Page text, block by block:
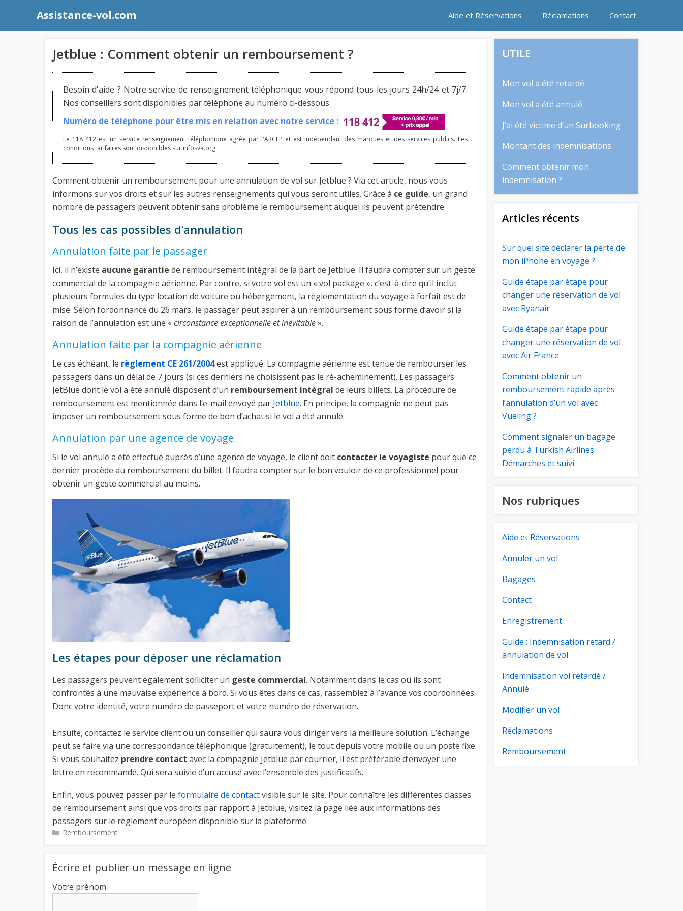
contenu
Assistance-vol.com Aide et Réservations Réclamations Contact
Jetblue : Comment obtenir un remboursement ?
Besoin d'aide ? Notre service de renseignement téléphonique vous répond tous les jours 24h/24 et 7j/7.
Nos conseillers sont disponibles par téléphone au numéro ci-dessous
Numéro de téléphone pour être mis en relation avec notre service :
Le 118 412 est un service renseignement téléphonique agrée par l'ARCEP et est indépendant des marques et des services publics. Les
conditions tarifaires sont disponibles sur infosva.org
Comment obtenir un remboursement pour une annulation de vol sur Jetblue ? Via cet article, nous vous
informons sur vos droits et sur les autres renseignements qui vous seront utiles. Grâce à ce guide, un grand
nombre de passagers peuvent obtenir sans problème le remboursement auquel ils peuvent prétendre.
Tous les cas possibles d’annulation
Annulation faite par le passager
Ici, il n’existe aucune garantie de remboursement intégral de la part de Jetblue. Il faudra compter sur un geste
commercial de la compagnie aérienne. Par contre, si votre vol est un « vol package », c’est-à-dire qu’il inclut
plusieurs formules du type location de voiture ou hébergement, la règlementation du voyage à forfait est de
mise. Selon l’ordonnance du 26 mars, le passager peut aspirer à un remboursement sous forme d’avoir si la
raison de l’annulation est une «circonstance exceptionnelle et inévitable».
Annulation faite par la compagnie aérienne
Le cas échéant, le règlement CE 261/2004est appliqué. La compagnie aérienne est tenue de rembourser les
passagers dans un délai de 7 jours (si ces derniers ne choisissent pas le ré-acheminement). Les passagers
JetBlue dont le vol a été annulé disposent d’un remboursement intégral de leurs billets. La procédure de
remboursement est mentionnée dans l’e-mail envoyé par Jetblue. En principe, la compagnie ne peut pas
imposer un remboursement sous forme de bon d’achat si le vol a été annulé.
Annulation par une agence de voyage
Si le vol annulé a été effectué auprès d’une agence de voyage, le client doit contacter le voyagiste pour que ce
dernier procède au remboursement du billet. Il faudra compter sur le bon vouloir de ce professionnel pour
obtenir un geste commercial au moins.
Les étapes pour déposer une réclamation
Les passagers peuvent également solliciter un geste commercial. Notamment dans le cas où ils sont
confrontés à une mauvaise expérience à bord. Si vous êtes dans ce cas, rassemblez à l’avance vos coordonnées.
Donc votre identité, votre numéro de passeport et votre numéro de réservation.
Ensuite, contactez le service client ou un conseiller qui saura vous diriger vers la meilleure solution. L’échange
peut se faire via une correspondance téléphonique (gratuitement), le tout depuis votre mobile ou un poste fixe.
Si vous souhaitez prendre contact avec la compagnie Jetblue par courrier, il est préférable d’envoyer une
lettre en recommandé. Qui sera suivie d’un accusé avec l’ensemble des justificatifs.
Enfin, vous pouvez passer par le formulaire de contactvisible sur le site. Pour connaître les différentes classes
de remboursement ainsi que vos droits par rapport à Jetblue, visitez la page liée aux informations des
passagers sur le règlement européen disponible sur la plateforme.
Catégories
Remboursement
Écrire et publier un message en ligne
Votre prénom
UTILE
Mon vol a été retardé
Mon vol a été annulé
J’ai été victime d’un Surbooking
Montant des indemnisations
Comment obtenir mon
indemnisation ?
Articles récents
Sur quel site déclarer la perte de
mon iPhone en voyage ?
Guide étape par étape pour
changer une réservation de vol
avec Ryanair
Guide étape par étape pour
changer une réservation de vol
avec Air France
Comment obtenir un
remboursement rapide après
l’annulation d’un vol avec
Vueling ?
Comment signaler un bagage
perdu à Turkish Airlines :
Démarches et suivi
Nos rubriques
Aide et Réservations
Annuler un vol
Bagages
Contact
Enregistrement
Guide : Indemnisation retard /
annulation de vol
Indemnisation vol retardé /
Annulé
Modifier un vol
Réclamations
Remboursement